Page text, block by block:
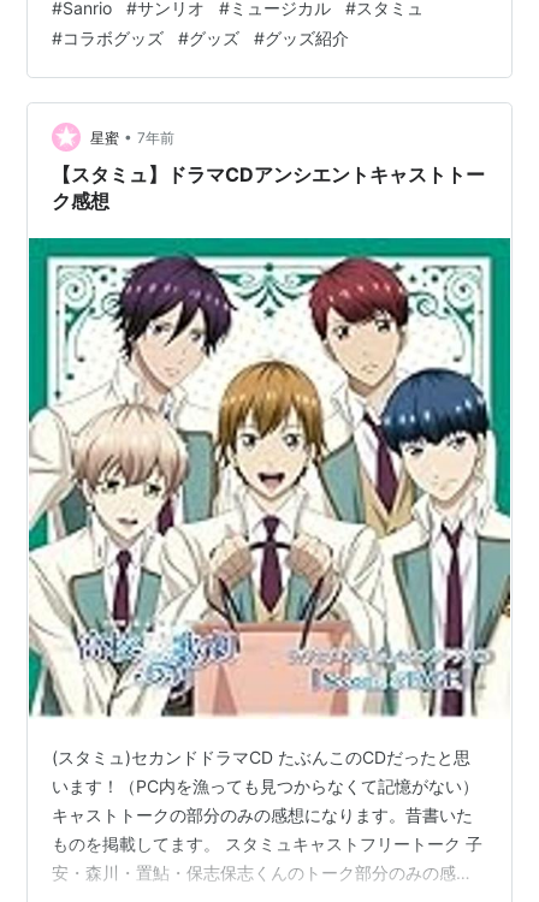
ズをまとめているので よかったら他の記事も見てみてく
ださい！ まだまだにわかのレベルなので、 軽くサンリオ
が好きな方も安心してみていただけるのではないかと思
います。 この記事は 🔶サンリオは知ってるけどスタミュ
って何？ 🔶スタミュとサンリオキャラクターズのコラボ
グッズってどんなの…
#Sanrio #サンリオ #ミュージカル #スタミュ
#コラボグッズ #グッズ #グッズ紹介
星蜜 • 7年前
【スタミュ】ドラマCDアンシエントキャストトー
ク感想
(スタミュ)セカンドドラマCD たぶんこのCDだったと思
います！（PC内を漁っても見つからなくて記憶がない）
キャストトークの部分のみの感想になります。昔書いた
ものを掲載してます。 スタミュキャストフリートーク 子
安・森川・置鮎・保志保志くんのトーク部分のみの感想